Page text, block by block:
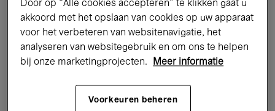
Tentoonstellingen Films
Performances Lezingen & Debatten
Jazz Klassieke Muziek Global Music
Door op “Alle cookies accepteren” te klikken gaat u
akkoord met het opslaan van cookies op uw apparaat
voor het verbeteren van websitenavigatie, het
analyseren van websitegebruik en om ons te helpen
bij onze marketingprojecten.
Meer informatie
Voorkeuren beheren